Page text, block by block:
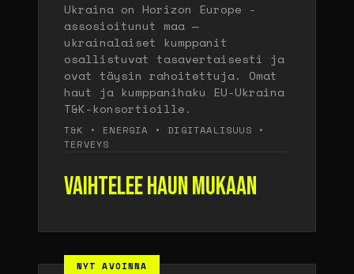
Ukraina on Horizon Europe -
assosioitunut maa —
ukrainalaiset kumppanit
osallistuvat tasavertaisesti ja
ovat täysin rahoitettuja. Omat
haut ja kumppanihaku EU-Ukraina
T&K-konsortioille.
T&K • ENERGIA • DIGITAALISUUS •
TERVEYS
Vaihtelee haun mukaan
NYT AVOINNA